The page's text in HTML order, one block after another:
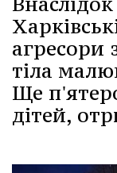
агресори
тіла
Ще
дітей,